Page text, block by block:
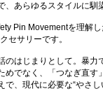
、あらゆるスタイルに馴
Pin Movementを理解
セサリーです。
のはじまりとして。暴力
めでなく、「つなぎ直す
で、現代に必要な“やさ